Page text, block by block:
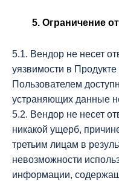
5. Ограничение
5.1. Вендор не несет
уязвимости в
Пользователем
устраняющих данные
5.2. Вендор не несет
никакой ущерб,
третьим лицам в
невозможности
информации,